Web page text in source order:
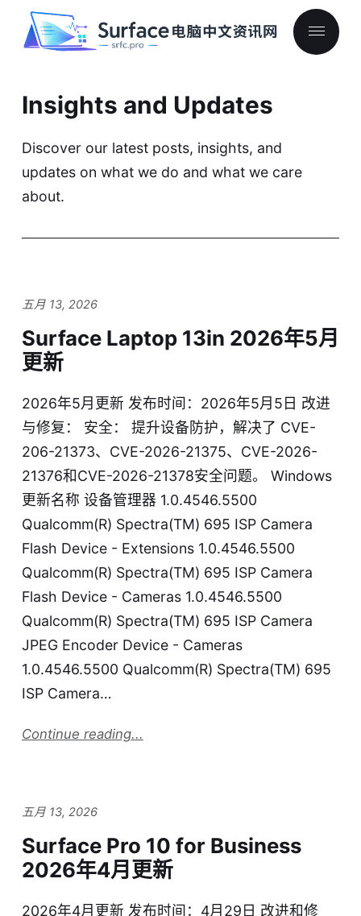
Insights and Updates
Discover our latest posts, insights, and
updates on what we do and what we care
about.
五月 13, 2026
Surface Laptop 13in 2026年5月
更新
2026年5月更新 发布时间：2026年5月5日 改进
与修复： 安全： 提升设备防护，解决了 CVE-
206-21373、CVE-2026-21375、CVE-2026-
21376和CVE-2026-21378安全问题。 Windows
更新名称 设备管理器 1.0.4546.5500
Qualcomm(R) Spectra(TM) 695 ISP Camera
Flash Device - Extensions 1.0.4546.5500
Qualcomm(R) Spectra(TM) 695 ISP Camera
Flash Device - Cameras 1.0.4546.5500
Qualcomm(R) Spectra(TM) 695 ISP Camera
JPEG Encoder Device - Cameras
1.0.4546.5500 Qualcomm(R) Spectra(TM) 695
ISP Camera…
Continue reading...
五月 13, 2026
Surface Pro 10 for Business
2026年4月更新
2026年4月更新 发布时间：4月29日 改进和修